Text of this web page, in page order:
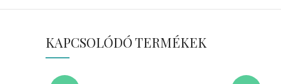
KAPCSOLÓDÓ TERMÉKEK